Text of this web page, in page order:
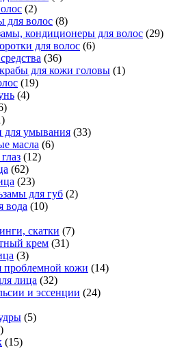
(2)
для волос (8)
кондиционеры для волос (29)
для волос (6)
(36)
для кожи головы (1)
(19)
(4)
для умывания (33)
масла (6)
(12)
(62)
(23)
для губ (2)
вода (10)
скатки (7)
крем (31)
(3)
проблемной кожи (14)
лица (32)
и эссенции (24)
(5)
(15)